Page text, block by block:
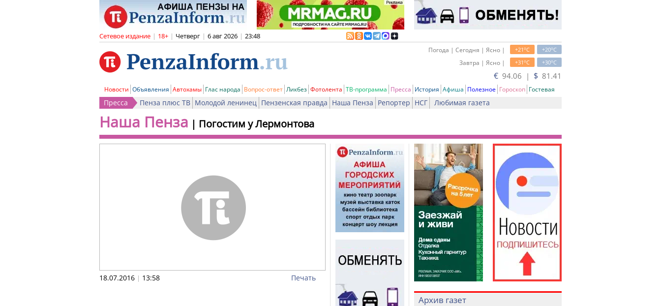
Сетевое издание | 18+ | Четверг | 6 авг 2026 | 23:48
+20oC
+21oC
Погода | Сегодня | Ясно |
+30oC
+31oC
Завтра | Ясно |
€ 94.06 | $ 81.41
Новости Объявления Автохамы Глас народа Вопрос-ответ Ликбез Фотолента ТВ-программа Пресса История Афиша Полезное Гороскоп Гостевая
Пресса Пенза плюс ТВ Молодой ленинец Пензенская правда Наша Пенза Репортер НСГ Любимая газета
Наша Пенза | Погостим у Лермонтова
18.07.2016 | 13:58 Печать
Архив газет